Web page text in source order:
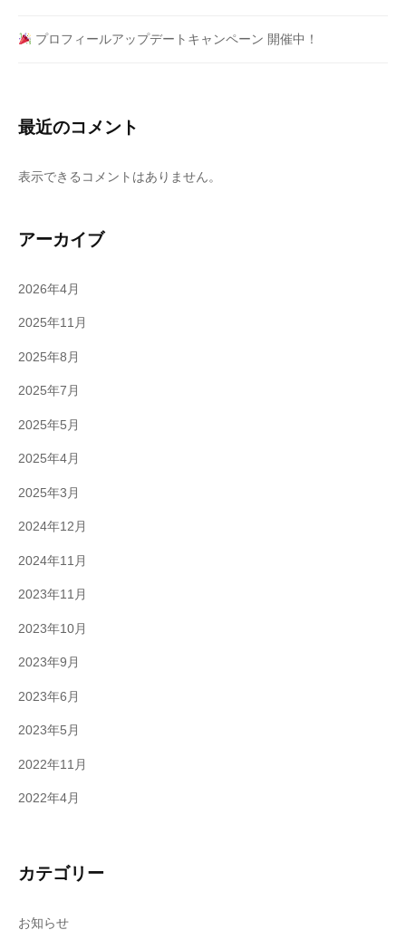
プロフィールアップデートキャンペーン 開催中！
最近のコメント
表示できるコメントはありません。
アーカイブ
2026年4月
2025年11月
2025年8月
2025年7月
2025年5月
2025年4月
2025年3月
2024年12月
2024年11月
2023年11月
2023年10月
2023年9月
2023年6月
2023年5月
2022年11月
2022年4月
カテゴリー
お知らせ